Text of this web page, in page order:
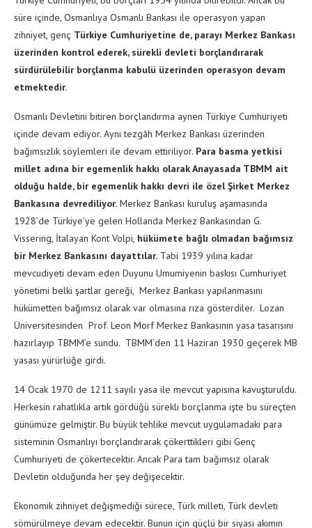
süre içinde, Osmanlıya Osmanlı Bankası ile operasyon yapan
zihniyet, genç Türkiye Cumhuriyetine de, parayı Merkez Bankası
üzerinden kontrol ederek, sürekli devleti borçlandırarak
sürdürülebilir borçlanma kabulü üzerinden operasyon devam
etmektedir.
Osmanlı Devletini bitiren borçlandırma aynen Türkiye Cumhuriyeti
içinde devam ediyor. Ayni tezgâh Merkez Bankası üzerinden
bağımsızlık söylemleri ile devam ettiriliyor. Para basma yetkisi
millet adına bir egemenlik hakkı olarak Anayasada TBMM ait
olduğu halde, bir egemenlik hakkı devri ile özel Şirket Merkez
Bankasına devrediliyor. Merkez Bankası kuruluş aşamasında
1928’de Türkiye’ye gelen Hollanda Merkez Bankasından G.
Vissering, İtalayan Kont Volpi, hükümete bağlı olmadan bağımsız
bir Merkez Bankasını dayattılar. Tabi 1939 yılına kadar
mevcudiyeti devam eden Duyunu Umumiyenin baskısı Cumhuriyet
yönetimi belki şartlar gereği, Merkez Bankası yapılanmasını
hükümetten bağımsız olarak var olmasına rıza gösterdiler. Lozan
Üniversitesinden Prof. Leon Morf Merkez Bankasının yasa tasarısını
hazırlayıp TBMM’e sundu. TBMM’den 11 Haziran 1930 geçerek MB
yasası yürürlüğe girdi.
14 Ocak 1970 de 1211 sayılı yasa ile mevcut yapısına kavuşturuldu.
Herkesin rahatlıkla artık gördüğü sürekli borçlanma işte bu süreçten
günümüze gelmiştir. Bu büyük tehlike mevcut uygulamadaki para
sisteminin Osmanlıyı borçlandırarak çökerttikleri gibi Genç
Cumhuriyeti de çökertecektir. Ancak Para tam bağımsız olarak
Devletin olduğunda her şey değişecektir.
Ekonomik zihniyet değişmediği sürece, Türk milleti, Türk devleti
sömürülmeye devam edecektir. Bunun için güçlü bir siyasi akımın